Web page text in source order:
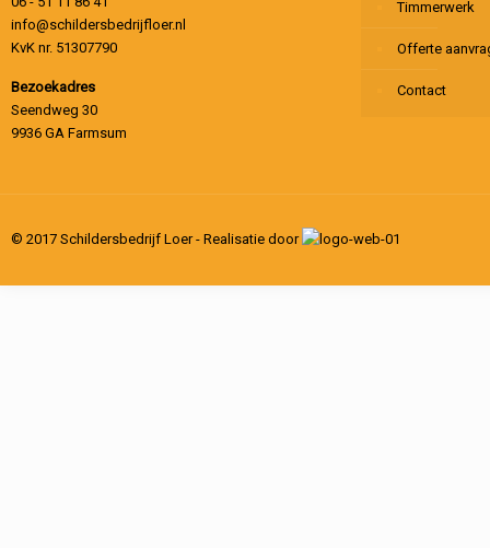
info@schildersbedrijfloer.nl
KvK nr. 51307790
Bezoekadres
Seendweg 30
9936 GA Farmsum
Timmerwerk
Offerte
Contact
© 2017 Schildersbedrijf Loer - Realisatie door